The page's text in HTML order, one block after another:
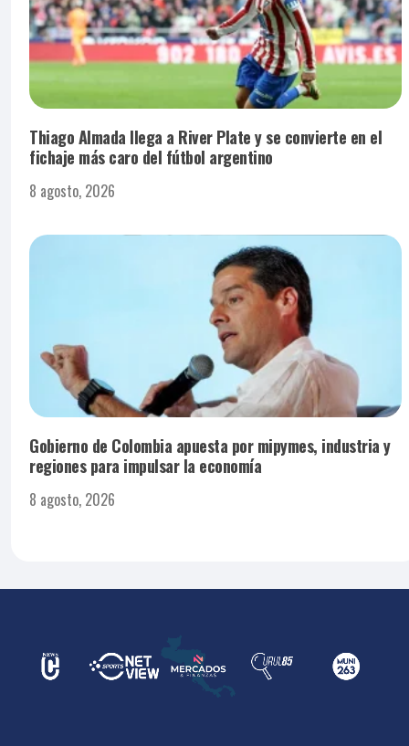
Thiago Almada llega a River Plate y se convierte en el
fichaje más caro del fútbol argentino
8 agosto, 2026
Gobierno de Colombia apuesta por mipymes, industria y
regiones para impulsar la economía
8 agosto, 2026